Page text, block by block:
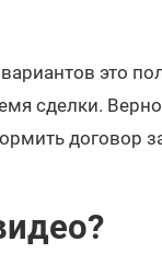
это
сделки.
договор